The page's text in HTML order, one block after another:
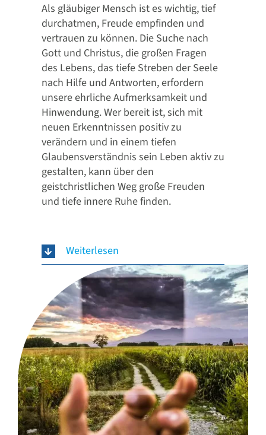
Als gläubiger Mensch ist es wichtig, tief
durchatmen, Freude empfinden und
vertrauen zu können. Die Suche nach
Gott und Christus, die großen Fragen
des Lebens, das tiefe Streben der Seele
nach Hilfe und Antworten, erfordern
unsere ehrliche Aufmerksamkeit und
Hinwendung. Wer bereit ist, sich mit
neuen Erkenntnissen positiv zu
verändern und in einem tiefen
Glaubensverständnis sein Leben aktiv zu
gestalten, kann über den
geistchristlichen Weg große Freuden
und tiefe innere Ruhe finden.
Weiterlesen